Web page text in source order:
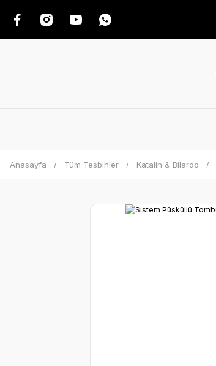
Anasayfa Tüm Tesbihler Katalin & Bilardo